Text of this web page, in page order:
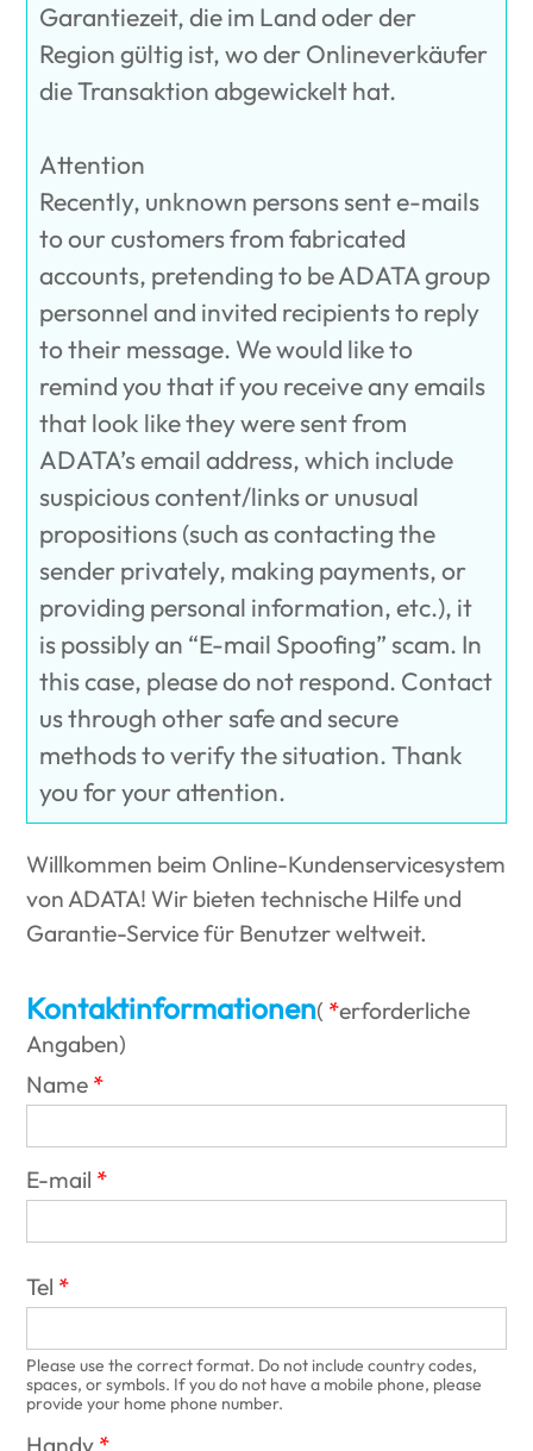
Garantiezeit, die im Land oder der
Region gültig ist, wo der Onlineverkäufer
die Transaktion abgewickelt hat.
Attention
Recently, unknown persons sent e-mails
to our customers from fabricated
accounts, pretending to be ADATA group
personnel and invited recipients to reply
to their message. We would like to
remind you that if you receive any emails
that look like they were sent from
ADATA’s email address, which include
suspicious content/links or unusual
propositions (such as contacting the
sender privately, making payments, or
providing personal information, etc.), it
is possibly an “E-mail Spoofing” scam. In
this case, please do not respond. Contact
us through other safe and secure
methods to verify the situation. Thank
you for your attention.‎
Willkommen beim Online-Kundenservicesystem
von ADATA! Wir bieten technische Hilfe und
Garantie-Service für Benutzer weltweit.
Kontaktinformationen(
erforderliche
Angaben)
Name
E-mail
Tel
Please use the correct format. Do not include country codes,
spaces, or symbols. If you do not have a mobile phone, please
provide your home phone number.
Handy